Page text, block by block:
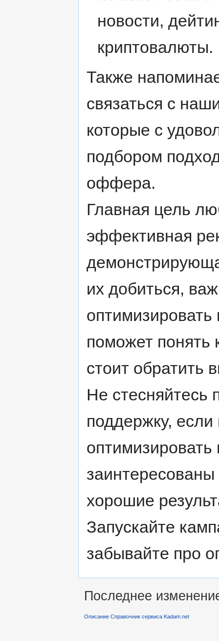
новости,
криптовалюты.
Также
связаться с
которые с
подбором
оффера.
Главная цель
эффективная
их добиться,
поможет
стоит обратить
Не стесняйтесь
поддержку,
хорошие
Запускайте
забывайте про
Последнее
Описание Справочник сервиса Kadam.net